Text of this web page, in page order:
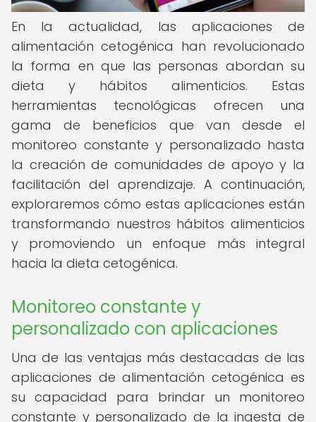
En la actualidad, las aplicaciones de
alimentación cetogénica han revolucionado
la forma en que las personas abordan su
dieta y hábitos alimenticios. Estas
herramientas tecnológicas ofrecen una
gama de beneficios que van desde el
monitoreo constante y personalizado hasta
la creación de comunidades de apoyo y la
facilitación del aprendizaje. A continuación,
exploraremos cómo estas aplicaciones están
transformando nuestros hábitos alimenticios
y promoviendo un enfoque más integral
hacia la dieta cetogénica.
Monitoreo constante y
personalizado con aplicaciones
Una de las ventajas más destacadas de las
aplicaciones de alimentación cetogénica es
su capacidad para brindar un monitoreo
constante y personalizado de la ingesta de